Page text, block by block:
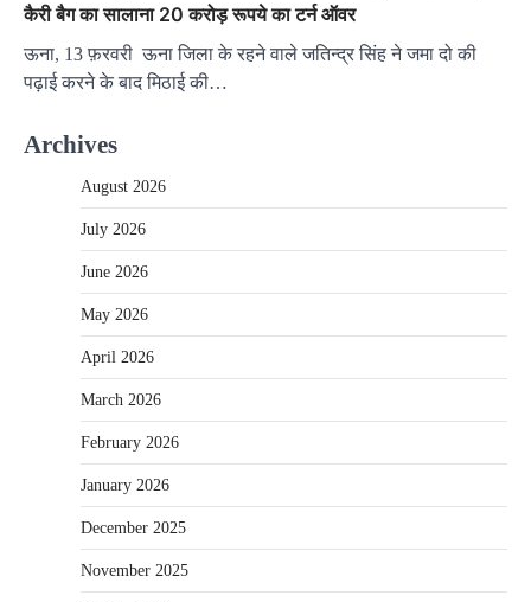
कैरी बैग का सालाना 20 करोड़ रूपये का टर्न ऑवर
ऊना, 13 फ़रवरी ऊना जिला के रहने वाले जतिन्द्र सिंह ने जमा दो की
पढ़ाई करने के बाद मिठाई की…
Archives
August 2026
July 2026
June 2026
May 2026
April 2026
March 2026
February 2026
January 2026
December 2025
November 2025